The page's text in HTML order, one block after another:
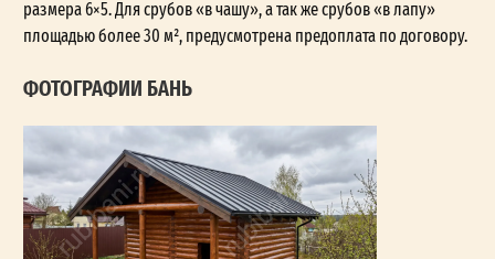
размера 6×5. Для срубов «в чашу», а так же срубов «в лапу»
площадью более 30 м², предусмотрена предоплата по договору.
ФОТОГРАФИИ БАНЬ